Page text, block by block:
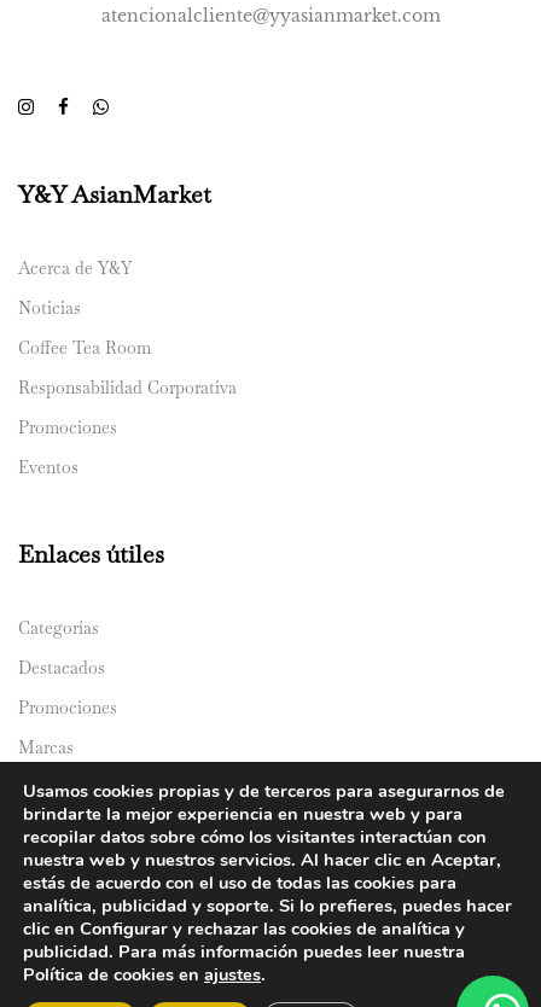
atencionalcliente@yyasianmarket.com
Y&Y AsianMarket
Acerca de Y&Y
Noticias
Coffee Tea Room
Responsabilidad Corporativa
Promociones
Eventos
Enlaces útiles
Categorías
Destacados
Promociones
Marcas
Catálogos
Domicilios
© 2024 Y&Y Asian Market. All rights reserved.
Usamos cookies propias y de terceros para asegurarnos de
brindarte la mejor experiencia en nuestra web y para
recopilar datos sobre cómo los visitantes interactúan con
nuestra web y nuestros servicios. Al hacer clic en Aceptar,
estás de acuerdo con el uso de todas las cookies para
analítica, publicidad y soporte. Si lo prefieres, puedes hacer
clic en Configurar y rechazar las cookies de analítica y
publicidad. Para más información puedes leer nuestra
Política de cookies en ajustes.